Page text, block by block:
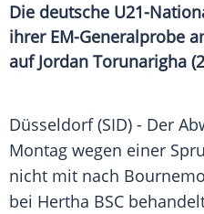
Die deutsche U21-
ihrer EM-Generalprobe
auf Jordan Torunarigha
Düsseldorf(SID) - Der
Montag wegen einer
nicht mit nach
bei Hertha BSC